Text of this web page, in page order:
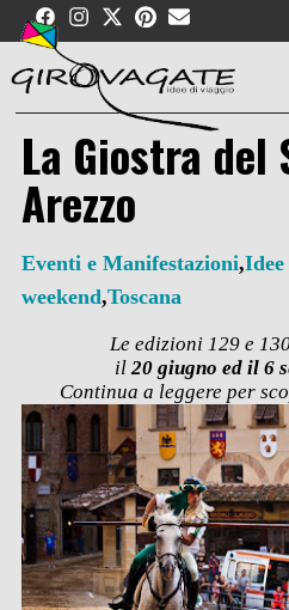
Skip
content
La Giostra del
Arezzo
Eventi e Manifestazioni,
weekend,Toscana
Le edizioni 129 e
il20 giugno ed il 6
Continua a leggere per